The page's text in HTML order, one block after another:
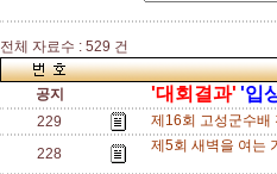
전체 자료수 : 529 건
공지 '대회결과' '입
229
제16회 고성군수
228
제5회 새벽을 여는